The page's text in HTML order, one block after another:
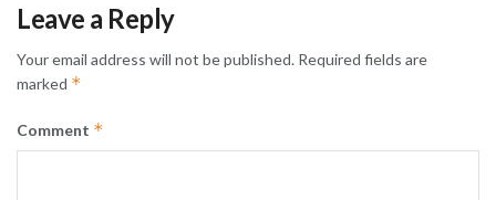
Leave a Reply
Your email address will not be published. Required fields are
marked *
Comment *